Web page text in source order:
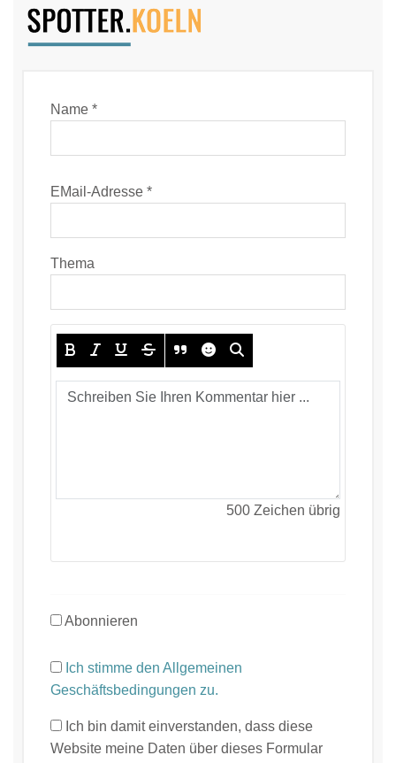
Name *
EMail-Adresse *
Thema
500 Zeichen übrig
Abonnieren
Ich stimme den Allgemeinen
Geschäftsbedingungen zu.
Ich bin damit einverstanden, dass diese
Website meine Daten über dieses Formular